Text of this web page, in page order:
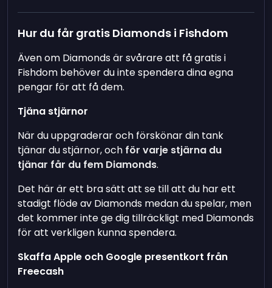
Hur du får gratis Diamonds i Fishdom
Även om Diamonds är svårare att få gratis i
Fishdom behöver du inte spendera dina egna
pengar för att få dem.
Tjäna stjärnor
När du uppgraderar och förskönar din tank
tjänar du stjärnor, och för varje stjärna du
tjänar får du fem Diamonds.
Det här är ett bra sätt att se till att du har ett
stadigt flöde av Diamonds medan du spelar, men
det kommer inte ge dig tillräckligt med Diamonds
för att verkligen kunna spendera.
Skaffa Apple och Google presentkort från
Freecash